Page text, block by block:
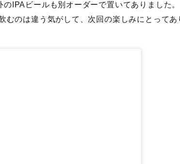
のIPAビールも別オーダーで置いてありました
むのは違う気がして、次回の楽しみにとってあ